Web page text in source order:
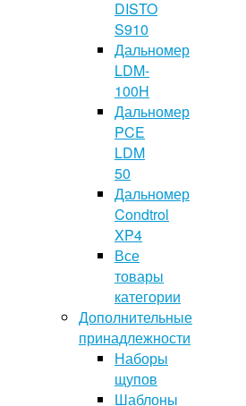
DISTO
S910
Дальномер
LDM-
100H
Дальномер
PCE
LDM
50
Дальномер
Condtrol
XP4
Все
товары
категории
Дополнительные
принадлежности
Наборы
щупов
Шаблоны